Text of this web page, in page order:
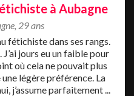
à Aubagne
, 29 ans
fétichiste dans ses rangs.
J’ai jours eu un faible pour
où cela ne pouvait plus
légère préférence. La
j’assume parfaitement ...